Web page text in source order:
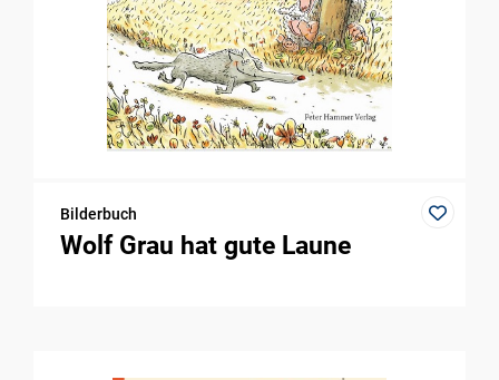
Bilderbuch
Wolf Grau hat gute Laune